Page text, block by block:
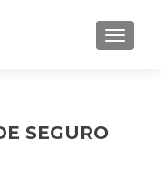
SEGURO